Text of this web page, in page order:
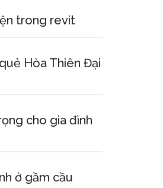
trong revit
Hòa Thiên Đại
cho gia đình
ở gầm cầu